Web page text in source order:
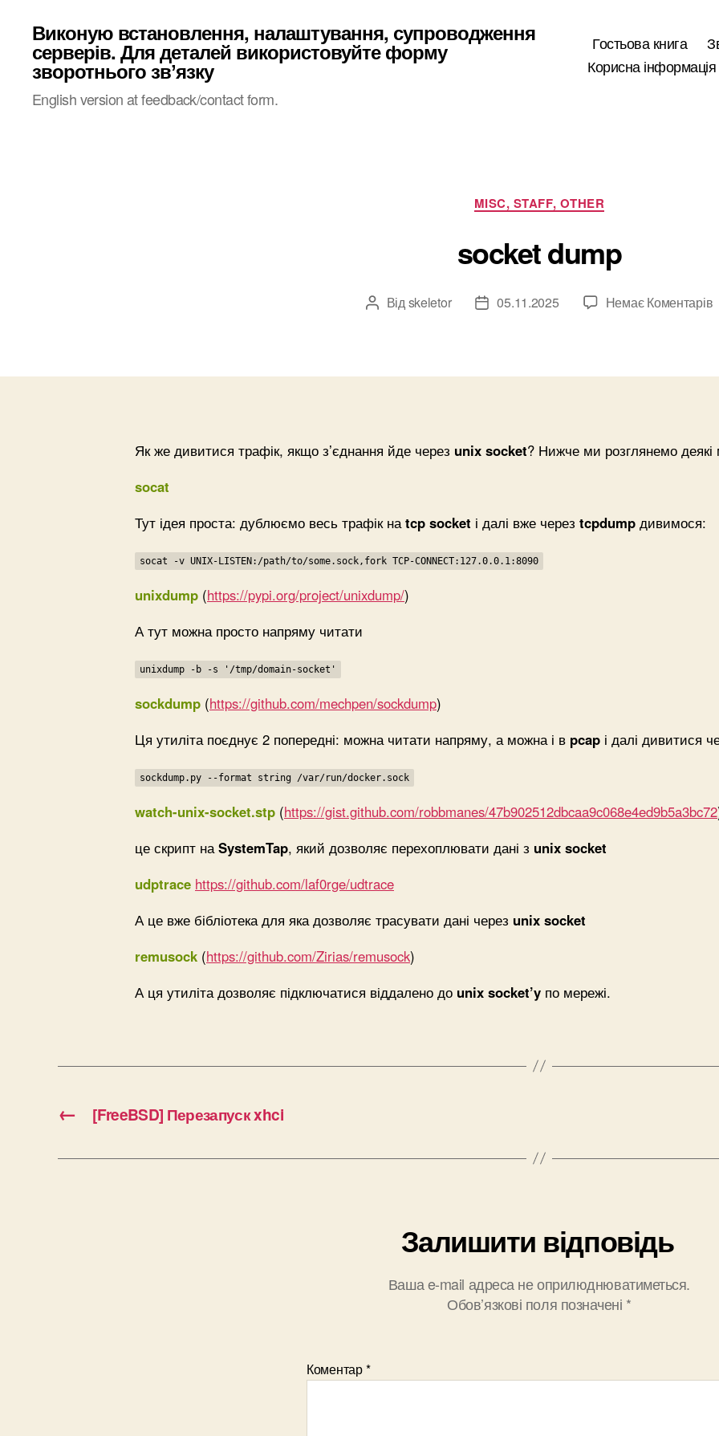
Виконую встановлення, налаштування, супроводження
серверів. Для деталей використовуйте форму
зворотнього звʼязку
English version at feedback/contact form.
Гостьова книга
Корисна інформація
Категорії
MISC, STAFF, OTHER
socket dump
Автор
Від skeletor
Дата05.11.2025 Немає Коментарівдо
Як же дивитися трафік, якщо зʼєднання йде через unix socket? Нижче ми розглянемо
socat
Тут ідея проста: дублюємо весь трафік на tcp socket і далі вже через tcpdump дивимося:
socat -v UNIX-LISTEN:/path/to/some.sock,fork TCP-CONNECT:127.0.0.1:8090
unixdump (https://pypi.org/project/unixdump/)
А тут можна просто напряму читати
unixdump -b -s '/tmp/domain-socket'
sockdump (https://github.com/mechpen/sockdump)
Ця утиліта поєднує 2 попередні: можна читати напряму, а можна і в pcap і далі дивитися
sockdump.py --format string /var/run/docker.sock
watch-unix-socket.stp (https://gist.github.com/robbmanes/47b902512dbcaa9c068e4ed9b5a3bc72
це скрипт на SystemTap, який дозволяє перехоплювати дані з unix socket
udptrace https://github.com/laf0rge/udtrace
А це вже бібліотека для яка дозволяє трасувати дані через unix socket
remusock (https://github.com/Zirias/remusock)
А ця утиліта дозволяє підключатися віддалено до unix socket’y по мережі.
← [FreeBSD] Перезапуск xhci
Залишити відповідь
Ваша e-mail адреса не оприлюднюватиметься.
Обов’язкові поля позначені *
Коментар*